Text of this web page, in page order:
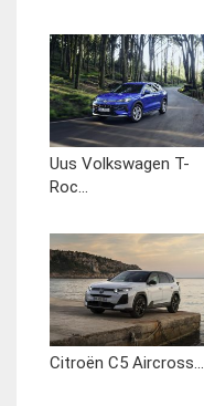
Uus Volkswagen T-
Roc...
Citroën C5 Aircross...